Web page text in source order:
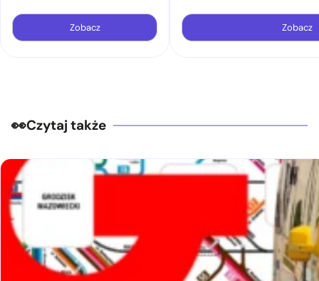
Zobacz Zobacz
Czytaj także